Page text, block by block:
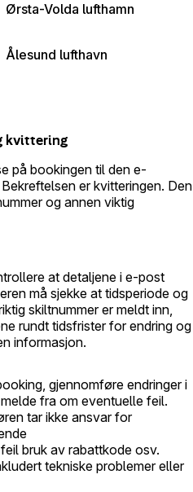
Ørsta-Volda lufthamn
Ålesund lufthavn
kvittering
på bookingen til den e-
er kvitteringen. Den
og annen viktig
at detaljene i e-post
må sjekke at tidsperiode og
skiltnummer er meldt inn,
rundt tidsfrister for endring og
informasjon.
gjennomføre endringer i
fra om eventuelle feil.
tar ikke ansvar for
bruk av rabattkode osv.
tekniske problemer eller